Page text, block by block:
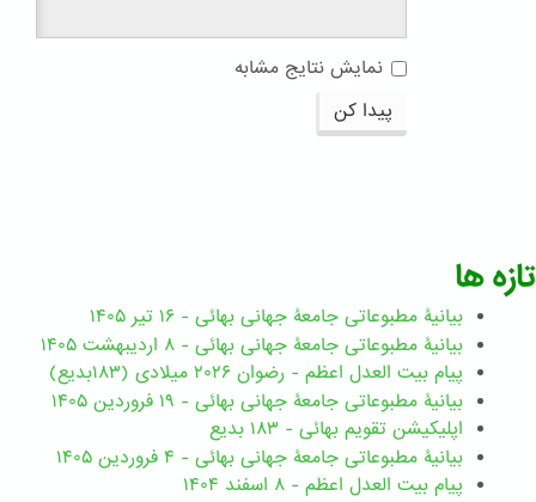
نمایش نتایج مشابه
پیدا کن
تازه ها
بیانیۀ مطبوعاتی جامعۀ جهانی بهائی - ۱۶ تیر ۱۴۰۵
بیانیۀ مطبوعاتی جامعۀ جهانی بهائی - ۸ اردیبهشت ۱۴۰۵
پیام بیت العدل اعظم - رضوان ۲۰۲۶ میلادی (۱۸۳بدیع)
بیانیۀ مطبوعاتی جامعۀ جهانی بهائی - ۱۹ فروردین ۱۴۰۵
اپلیکیشن تقویم بهائی - ۱۸۳ بدیع
بیانیۀ مطبوعاتی جامعۀ جهانی بهائی - ۴ فروردین ۱۴۰۵
پیام بیت العدل اعظم - ۸ اسفند ۱۴۰۴